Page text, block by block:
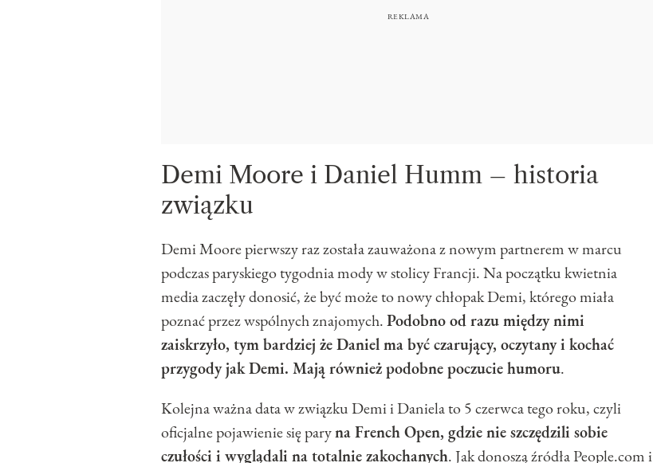
Demi Moore i Daniel Humm – historia
związku
Demi Moore pierwszy raz została zauważona z nowym partnerem w marcu
podczas paryskiego tygodnia mody w stolicy Francji. Na początku kwietnia
media zaczęły donosić, że być może to nowy chłopak Demi, którego miała
poznać przez wspólnych znajomych.Podobno od razu między nimi
zaiskrzyło, tym bardziej że Daniel ma być czarujący, oczytany i kochać
przygody jak Demi. Mają również podobne poczucie humoru.
Kolejna ważna data w związku Demi i Daniela to 5 czerwca tego roku, czyli
oficjalne pojawienie się paryna French Open, gdzie nie szczędzili sobie
czułości i wyglądali na totalnie zakochanych. Jak donoszą źródła People.com i